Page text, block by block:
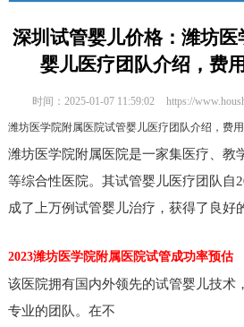
深圳试管婴儿价格：潍坊
婴儿医疗团队介绍，费
时间：2025-01-07 11:59:02 https://
潍坊医学院附属医院试管婴儿医疗团队介绍，费
潍坊医学院附属医院是一家集医疗、教
等综合性医院。其试管婴儿医疗团队自
成了上万例试管婴儿治疗，获得了良好
2023潍坊医学院附属医院试管成功率预估
该医院拥有国内外领先的试管婴儿技术
专业的团队。在不